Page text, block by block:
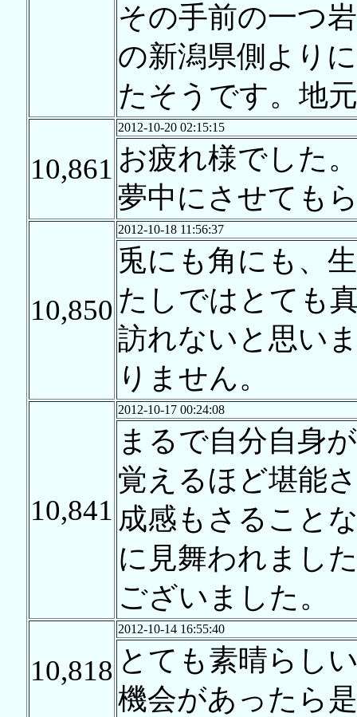
その手前の一つ
の新潟県側より
たそうです。地
10,861
2012-10-20 02:15:15
お疲れ様でした
夢中にさせても
10,850
2012-10-18 11:56:37
兎にも角にも、
たしではとても
訪れないと思い
りません。
10,841
2012-10-17 00:24:08
まるで自分自身
覚えるほど堪能
成感もさること
に見舞われまし
ございました。
10,818
2012-10-14 16:55:40
とても素晴らし
機会があったら